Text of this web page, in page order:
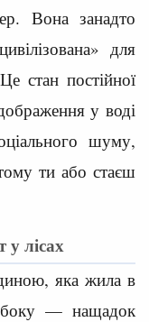
Вона занадто
для
стан постійної
у воді
шуму,
ти або стаєш
лісах
яка жила в
боку — нащадок